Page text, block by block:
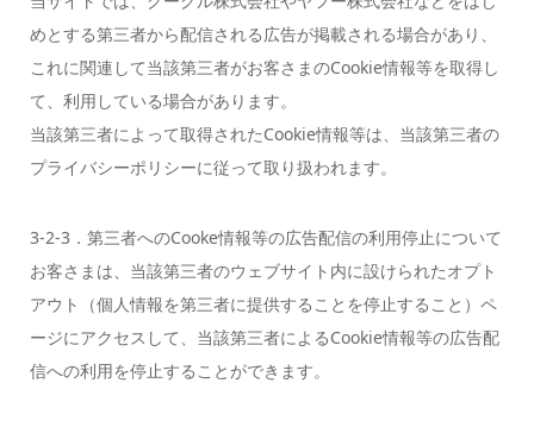
めとする第三者から配信される広告が掲載される場合があり、
これに関連して当該第三者がお客さまのCookie情報等を取得し
て、利用している場合があります。
当該第三者によって取得されたCookie情報等は、当該第三者の
プライバシーポリシーに従って取り扱われます。
3-2-3．第三者へのCooke情報等の広告配信の利用停止について
お客さまは、当該第三者のウェブサイト内に設けられたオプト
アウト（個人情報を第三者に提供することを停止すること）ペ
ージにアクセスして、当該第三者によるCookie情報等の広告配
信への利用を停止することができます。